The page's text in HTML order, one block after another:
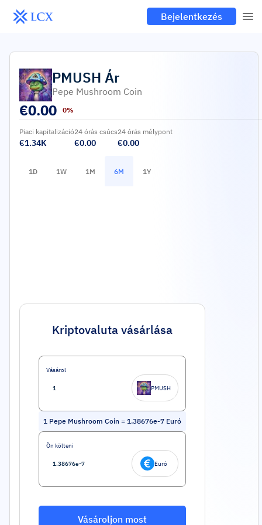
Bejelentkezés
PMUSH Ár
Pepe Mushroom Coin
€0.00 0%
Piaci kapitalizáció
€1.34K
24 órás csúcs
€0.00
24 órás mélypont
€0.00
1D 1W 1M 6M 1Y
Kriptovaluta vásárlása
Vásárol
PMUSH
1 Pepe Mushroom Coin = 1.38676e-7 Euró
Ön költeni
Euró
Vásároljon most